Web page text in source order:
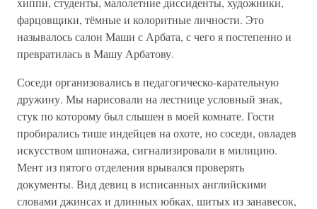
фарцовщики, тёмные и колоритные личности. Это
называлось салон Маши с Арбата, с чего я постепенно и
превратилась в Машу Арбатову.
Соседи организовались в педагогическо-карательную
дружину. Мы нарисовали на лестнице условный знак,
стук по которому был слышен в моей комнате. Гости
пробирались тише индейцев на охоте, но соседи, овладев
искусством шпионажа, сигнализировали в милицию.
Мент из пятого отделения врывался проверять
документы. Вид девиц в исписанных английскими
словами джинсах и длинных юбках, шитых из занавесок,